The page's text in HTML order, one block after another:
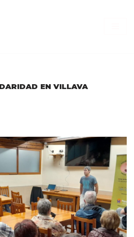
EN VILLAVA